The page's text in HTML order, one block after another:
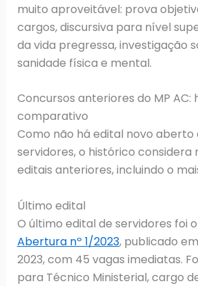
muito aproveitável: prova
cargos, discursiva para nível
da vida pregressa, investigação
sanidade física e mental.
Concursos anteriores do MP AC:
comparativo
Como não há edital novo aberto
servidores, o histórico
editais anteriores, incluindo o
Último edital
O último edital de servidores foi o
Abertura nº 1/2023, publicado
2023, com 45 vagas imediatas.
para Técnico Ministerial, cargo